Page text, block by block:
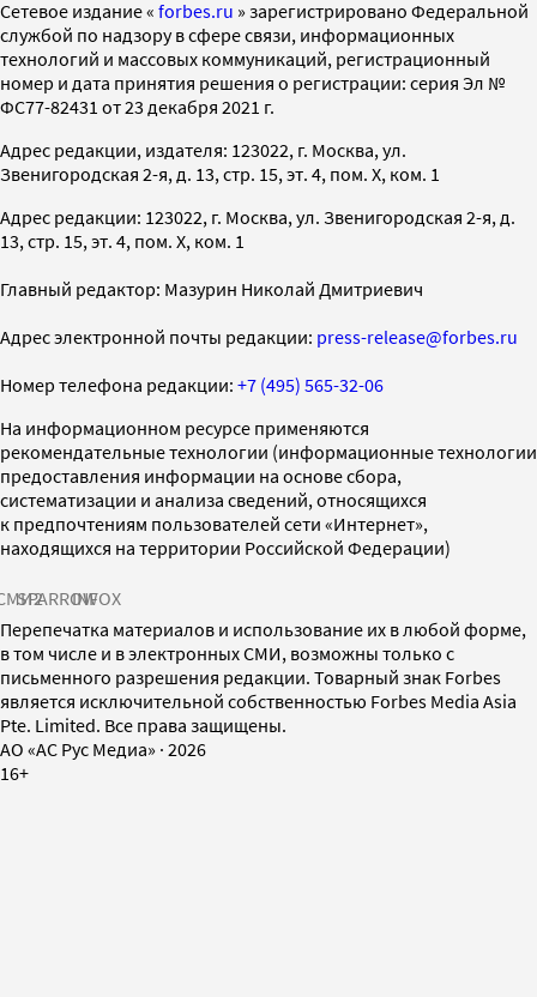
Cетевое издание « forbes.ru » зарегистрировано Федеральной
службой по надзору в сфере связи, информационных
технологий и массовых коммуникаций, регистрационный
номер и дата принятия решения о регистрации: серия Эл №
ФС77-82431 от 23 декабря 2021 г.
Адрес редакции, издателя: 123022, г. Москва, ул.
Звенигородская 2-я, д. 13, стр. 15, эт. 4, пом. X, ком. 1
Адрес редакции: 123022, г. Москва, ул. Звенигородская 2-я, д.
13, стр. 15, эт. 4, пом. X, ком. 1
Главный редактор: Мазурин Николай Дмитриевич
Адрес электронной почты редакции: press-release@forbes.ru
Номер телефона редакции: +7 (495) 565-32-06
На информационном ресурсе применяются
рекомендательные технологии (информационные технологии
предоставления информации на основе сбора,
систематизации и анализа сведений, относящихся
к предпочтениям пользователей сети «Интернет»,
находящихся на территории Российской Федерации)
SPARROWINFOX
Перепечатка материалов и использование их в любой форме,
в том числе и в электронных СМИ, возможны только с
письменного разрешения редакции. Товарный знак Forbes
является исключительной собственностью Forbes Media Asia
Pte. Limited. Все права защищены.
AO «АС Рус Медиа» · 2026
16+